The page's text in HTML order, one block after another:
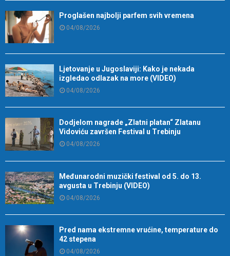
Proglašen najbolji parfem svih vremena
04/08/2026
Ljetovanje u Jugoslaviji: Kako je nekada
izgledao odlazak na more (VIDEO)
04/08/2026
Dodjelom nagrade „Zlatni platan“ Zlatanu
Vidoviću završen Festival u Trebinju
04/08/2026
Međunarodni muzički festival od 5. do 13.
avgusta u Trebinju (VIDEO)
04/08/2026
Pred nama ekstremne vrućine, temperature do
42 stepena
04/08/2026